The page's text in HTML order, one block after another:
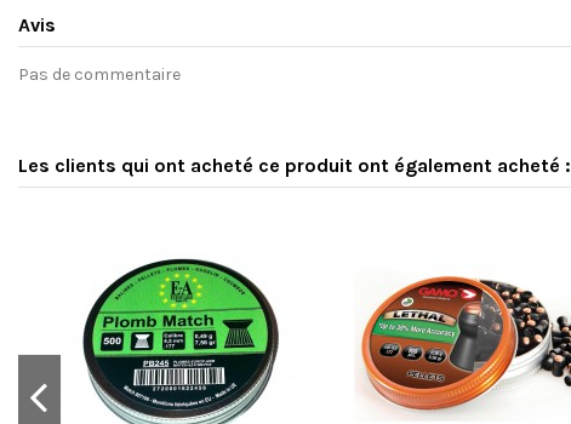
Avis
Pas de commentaire
Les clients qui ont acheté ce produit ont également acheté :